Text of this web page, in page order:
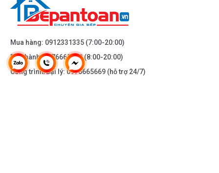
Mua hàng: 0912331335 (7:00-20:00)
Bảo hành:0976665669(8:00-20:00)
Công trình/Đại lý:0976665669 (hỗ trợ 24/7)